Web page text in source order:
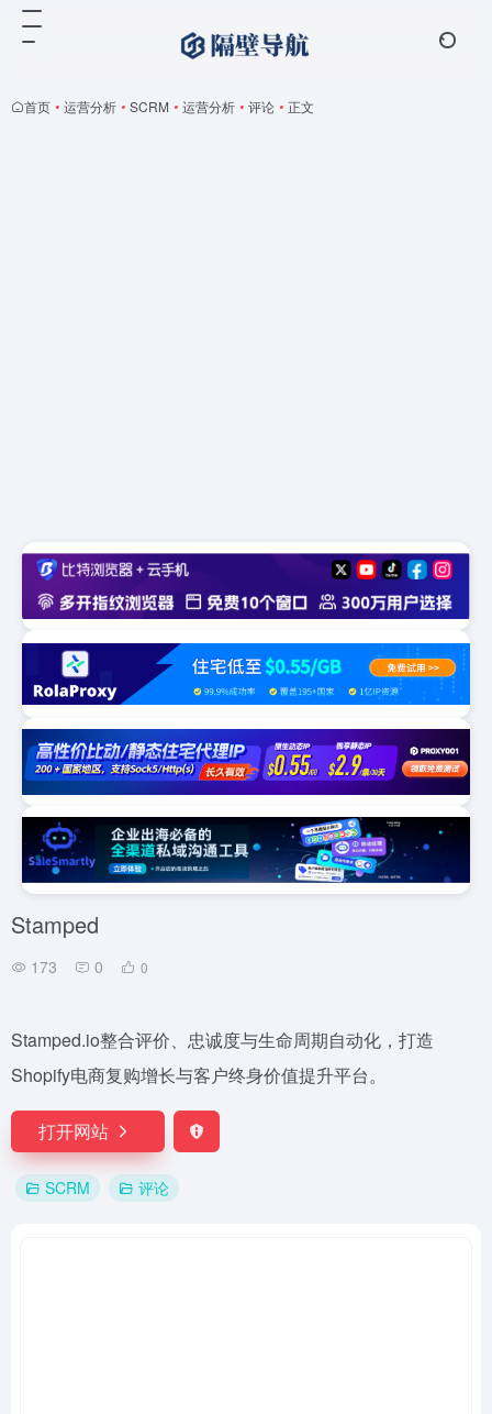
首页 • 运营分析 • SCRM • 运营分析 • 评论 • 正文
Stamped
173 0 0
Stamped.io整合评价、忠诚度与生命周期自动化，打造
Shopify电商复购增长与客户终身价值提升平台。
打开网站
SCRM 评论